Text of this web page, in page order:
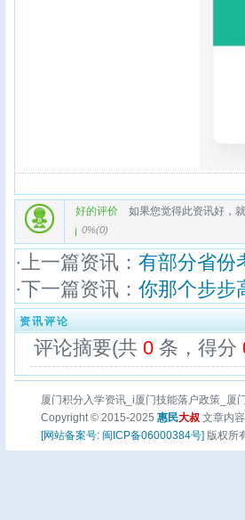
好的评价 如果您觉得此资讯好，
0%(0)
·上一篇资讯： 有部分省份
·下一篇资讯： 你那个步步
资讯评论
评论摘要(共 0 条，得分
厦门积分入学资讯_i厦门技能落户政策_厦
Copyright © 2015-2025 惠民大叔 文章内
[网站备案号: 闽ICP备06000384号] 版权所